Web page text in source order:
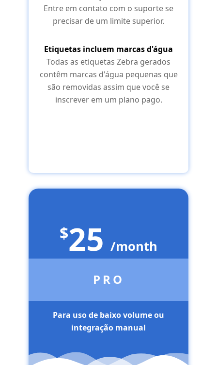
Entre em contato com o suporte se
precisar de um limite superior.
Etiquetas incluem marcas d'água
Todas as etiquetas Zebra gerados
contêm marcas d'água pequenas que
são removidas assim que você se
inscrever em um plano pago.
$25 /month
PRO
Para uso de baixo volume ou
integração manual